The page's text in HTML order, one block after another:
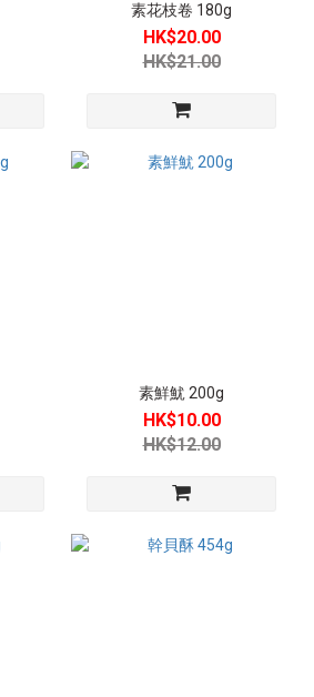
素花枝卷 180g
HK$20.00
HK$21.00
素鮮魷 200g
HK$10.00
HK$12.00